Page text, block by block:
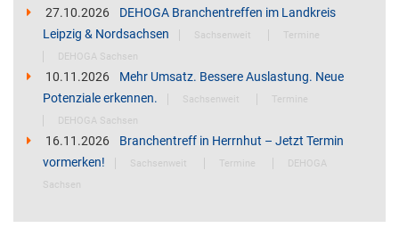
27.10.2026
DEHOGA Branchentreffen im Landkreis
Leipzig & Nordsachsen
Sachsenweit
Termine
DEHOGA Sachsen
10.11.2026
Mehr Umsatz. Bessere Auslastung. Neue
Potenziale erkennen.
Sachsenweit
Termine
DEHOGA Sachsen
16.11.2026
Branchentreff in Herrnhut – Jetzt Termin
vormerken!
Sachsenweit Termine
DEHOGA
Sachsen